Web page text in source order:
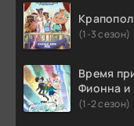
(1-3 сезон)
Время
Фионна и
(1-2 сезон)